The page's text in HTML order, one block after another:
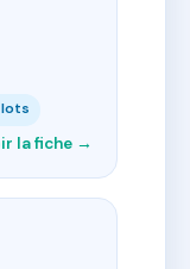
lots
la fiche →